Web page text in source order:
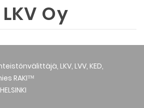
Oy
LKV, LVV, KED,
RAKI™